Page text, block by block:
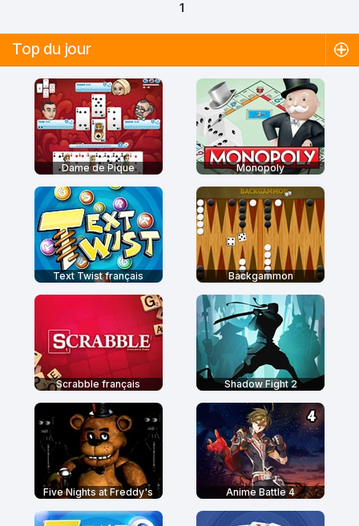
1
Top du jour
Dame de Pique Monopoly
Text Twist français Backgammon
Scrabble français Shadow Fight 2
Five Nights at Freddy's Anime Battle 4